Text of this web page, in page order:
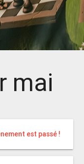
mai
est passé !